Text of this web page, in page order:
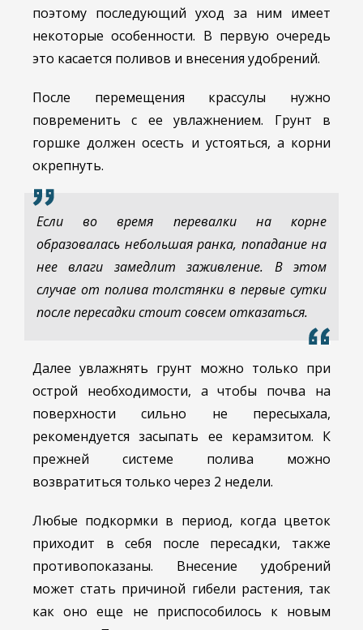
поэтому последующий уход за ним имеет
некоторые особенности. В первую очередь
это касается поливов и внесения удобрений.
После перемещения крассулы нужно
повременить с ее увлажнением. Грунт в
горшке должен осесть и устояться, а корни
окрепнуть.
Если во время перевалки на корне
образовалась небольшая ранка, попадание на
нее влаги замедлит заживление. В этом
случае от полива толстянки в первые сутки
после пересадки стоит совсем отказаться.
Далее увлажнять грунт можно только при
острой необходимости, а чтобы почва на
поверхности сильно не пересыхала,
рекомендуется засыпать ее керамзитом. К
прежней системе полива можно
возвратиться только через 2 недели.
Любые подкормки в период, когда цветок
приходит в себя после пересадки, также
противопоказаны. Внесение удобрений
может стать причиной гибели растения, так
как оно еще не приспособилось к новым